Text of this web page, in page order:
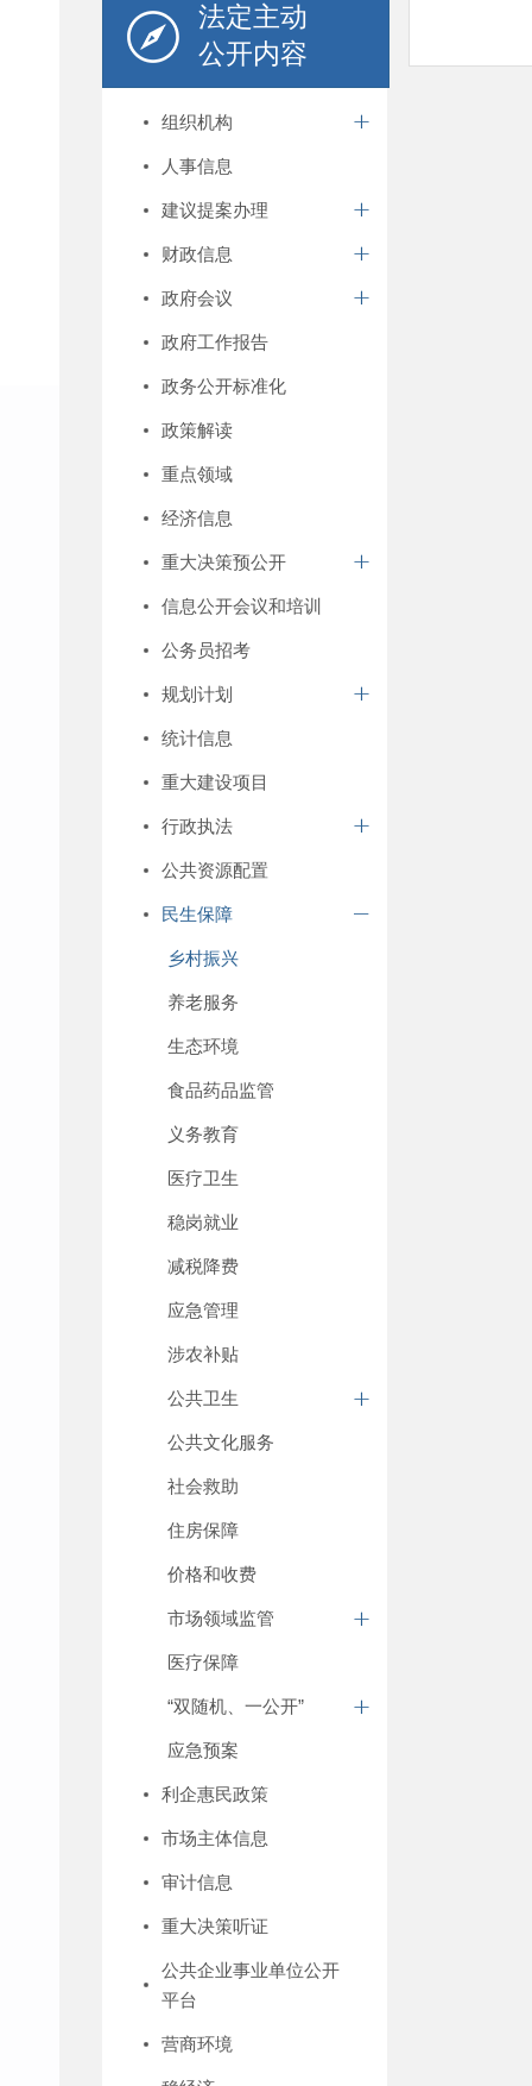
法定主动
公开内容
组织机构
人事信息
建议提案办理
财政信息
政府会议
政府工作报告
政务公开标准化
政策解读
重点领域
经济信息
重大决策预公开
信息公开会议和培训
公务员招考
规划计划
统计信息
重大建设项目
行政执法
公共资源配置
民生保障
乡村振兴
养老服务
生态环境
食品药品监管
义务教育
医疗卫生
稳岗就业
减税降费
应急管理
涉农补贴
公共卫生
公共文化服务
社会救助
住房保障
价格和收费
市场领域监管
医疗保障
“双随机、一公开”
应急预案
利企惠民政策
市场主体信息
审计信息
重大决策听证
公共企业事业单位公开
平台
营商环境